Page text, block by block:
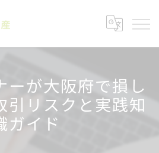
ーが大阪府で損し
引リスクと実践知
ガイド